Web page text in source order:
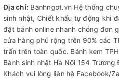
Địa chỉ: Banhngot.vn Hệ thống
sinh nhật, Chiết khấu tự động khi
đặt bánh online nhanh chóng đơn
cửa hàng phủ rộng trên 90% các
trấn trên toàn quốc. Bánh kem
Bánh sinh nhật Hà Nội 154 Trương
Khách vui lòng liên hệ Facebook/